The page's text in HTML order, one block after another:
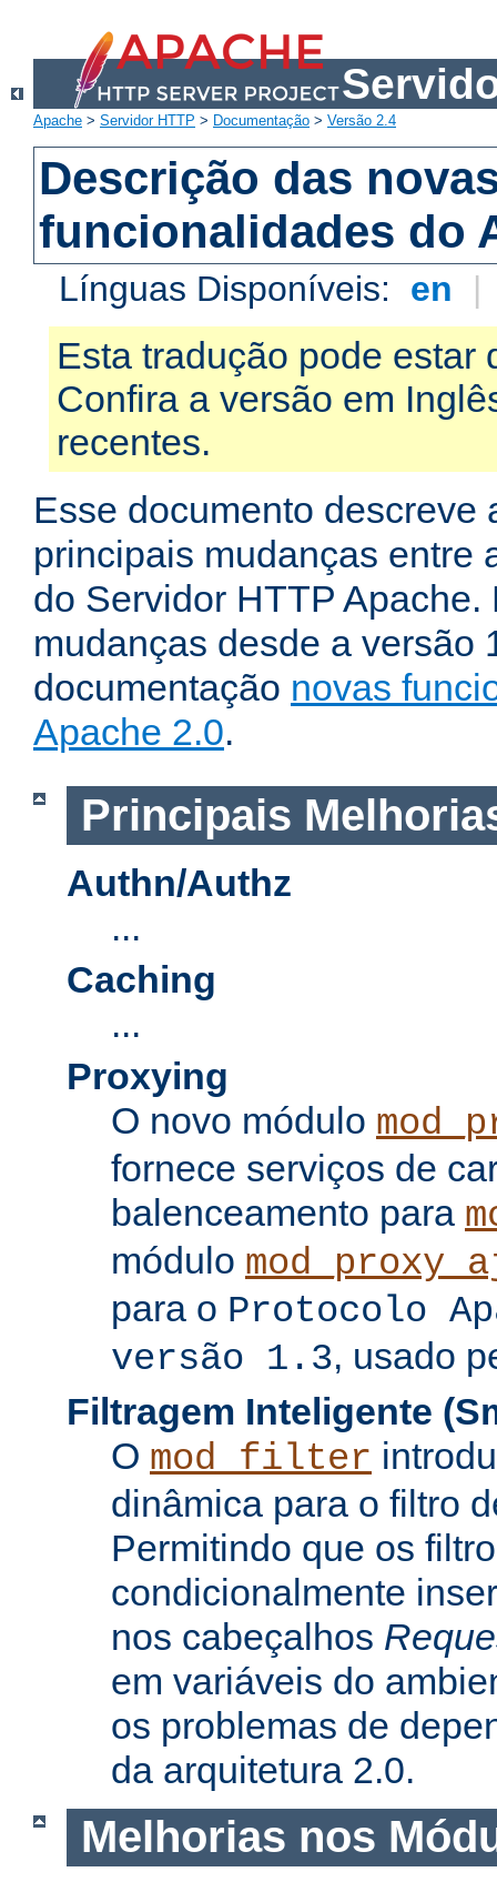
Apache > Servidor HTTP > Documentação > Versão 2.4
Descrição das
funcionalidades do
Línguas Disponíveis: en |
Esta tradução pode estar
Confira a versão em
recentes.
Esse documento descreve
principais mudanças entre
do Servidor HTTP Apache.
mudanças desde a versão
documentação novas
Apache 2.0.
Principais
Authn/Authz
...
Caching
...
Proxying
O novo módulo
fornece serviços de
balenceamento para
módulo
para o Protocolo
versão 1.3, usado
Filtragem Inteligente
O mod_filter
dinâmica para o filtro
Permitindo que os
condicionalmente
nos cabeçalhos
em variáveis do
os problemas de
da arquitetura 2.0.
Melhorias nos